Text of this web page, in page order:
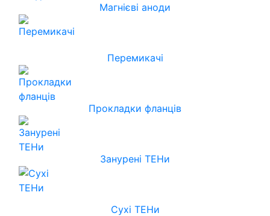
Магнієві аноди
Перемикачі
Прокладки фланців
Занурені ТЕНи
Сухі ТЕНи